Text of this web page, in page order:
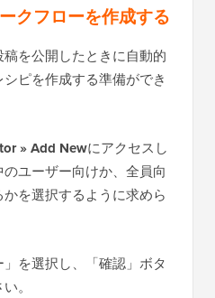
クフローを作成する
を公開したときに自動的
ピを作成する準備ができ
» Add Newにアクセスし
ユーザー向けか、全員向
を選択するように求めら
」を選択し、「確認」ボタ
。